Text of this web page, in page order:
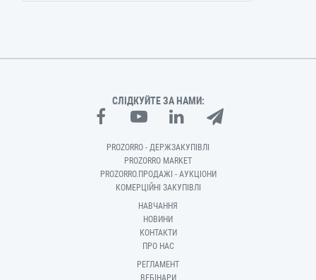
СЛІДКУЙТЕ ЗА НАМИ:
PROZORRO - ДЕРЖЗАКУПІВЛІ
PROZORRO MARKET
PROZORRO.ПРОДАЖІ - АУКЦІОНИ
КОМЕРЦІЙНІ ЗАКУПІВЛІ
НАВЧАННЯ
НОВИНИ
КОНТАКТИ
ПРО НАС
РЕГЛАМЕНТ
ВЕБІНАРИ